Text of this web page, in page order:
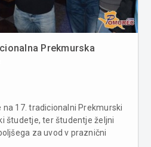
Prekmurska
na 17. tradicionalni Prekmurski
študetje, ter študentje željni
za uvod v praznični